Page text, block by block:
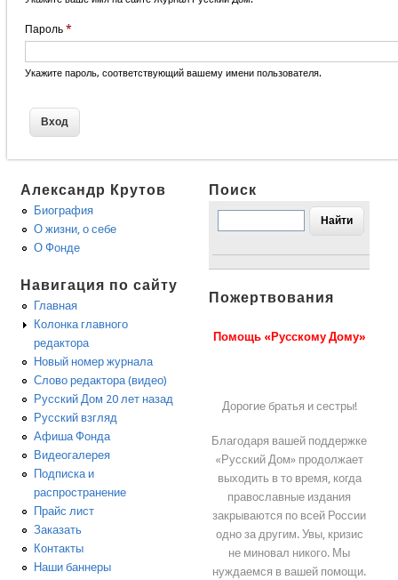
Пароль *
Укажите пароль, соответствующий вашему имени пользователя.
Александр Крутов
Биография
О жизни, о себе
О Фонде
Навигация по сайту
Главная
Колонка главного
редактора
Новый номер журнала
Слово редактора (видео)
Русский Дом 20 лет назад
Русский взгляд
Афиша Фонда
Видеогалерея
Подписка и
распространение
Прайс лист
Заказать
Контакты
Наши баннеры
Поиск
Пожертвования
Помощь «Русскому Дому»
Дорогие братья и сестры!
Благодаря вашей поддержке
«Русский Дом» продолжает
выходить в то время, когда
православные издания
закрываются по всей России
одно за другим. Увы, кризис
не миновал никого. Мы
нуждаемся в вашей помощи.